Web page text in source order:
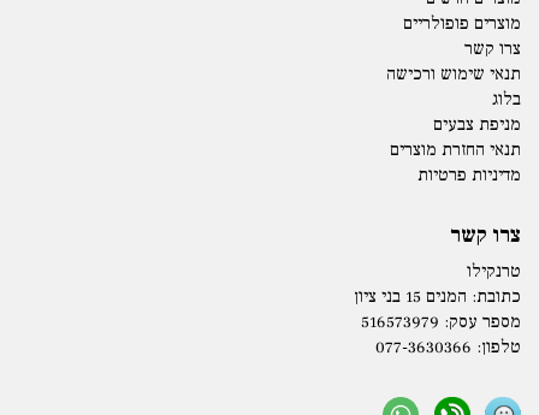
מוצרים פופולריים
צרו קשר
תנאי שימוש ורכישה
בלוג
מניפת צבעים
תנאי החזרת מוצרים
מדיניות פרטיות
צרו קשר
טרנקילו
כתובת: המנים 15 בני ציון
מספר עסק: 516573979
טלפון: 077-3630366